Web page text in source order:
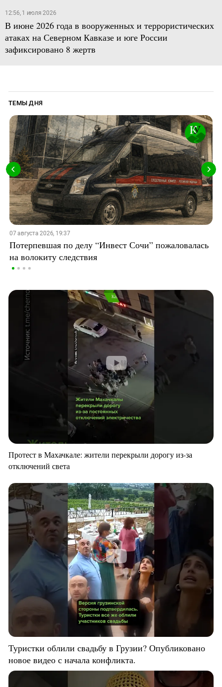
12:56, 1 июля 2026
В июне 2026 года в вооруженных и террористических
атаках на Северном Кавказе и юге России
зафиксировано 8 жертв
ТЕМЫ ДНЯ
07 августа 2026, 19:37
Потерпевшая по делу “Инвест Сочи” пожаловалась
на волокиту следствия
Протест в Махачкале: жители перекрыли дорогу из-за
отключений света
Туристки облили свадьбу в Грузии? Опубликовано
новое видео с начала конфликта.